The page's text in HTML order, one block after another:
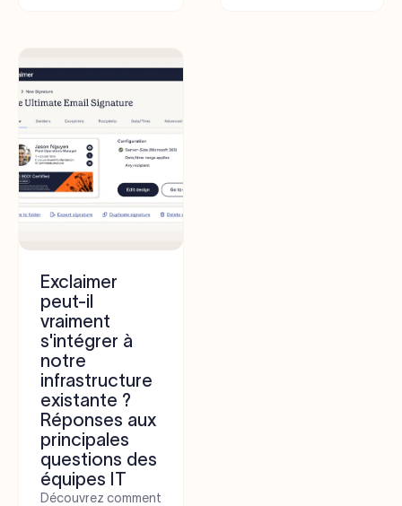
Exclaimer
peut-il
vraiment
s'intégrer à
notre
infrastructure
existante ?
Réponses aux
principales
questions des
équipes IT
Découvrez comment